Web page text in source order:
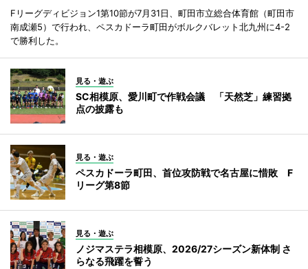
Fリーグディビジョン1第10節が7月31日、町田市立総合体育館（町田市
南成瀬5）で行われ、ペスカドーラ町田がボルクバレット北九州に4-2
で勝利した。
見る・遊ぶ
SC相模原、愛川町で作戦会議 「天然芝」練習拠
点の披露も
見る・遊ぶ
ペスカドーラ町田、首位攻防戦で名古屋に惜敗 F
リーグ第8節
見る・遊ぶ
ノジマステラ相模原、2026/27シーズン新体制 さ
らなる飛躍を誓う